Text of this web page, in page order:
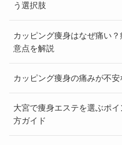
う選択肢
カッピング痩身はなぜ痛い
意点を解説
カッピング痩身の痛みが不
大宮で痩身エステを選ぶポ
方ガイド